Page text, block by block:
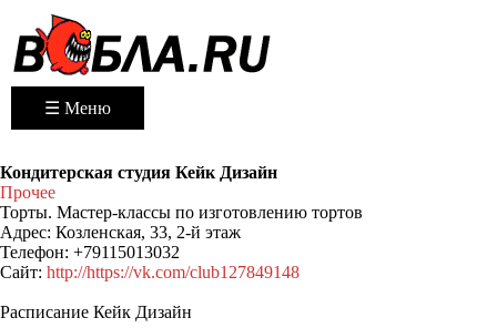
☰ Меню
Кондитерская студия Кейк Дизайн
Прочее
Торты. Мастер-классы по изготовлению тортов
Адрес: Козленская, 33, 2-й этаж
Телефон: +79115013032
Сайт: http://https://vk.com/club127849148
Расписание Кейк Дизайн